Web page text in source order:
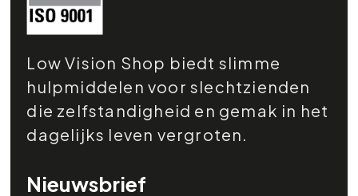
Low Vision Shop biedt slimme
hulpmiddelen voor slechtzienden
die zelfstandigheid en gemak in het
dagelijks leven vergroten.
Nieuwsbrief